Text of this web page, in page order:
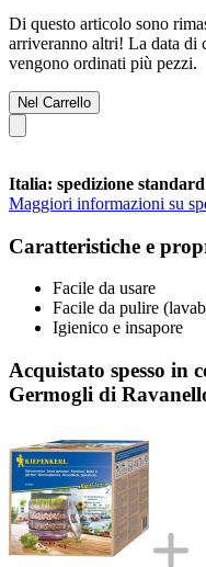
Di questo articolo sono
arriveranno altri! La data di
vengono ordinati più pezzi.
Nel Carrello
Italia: spedizione
Maggiori informazioni su
Caratteristiche e
Facile da usare
Facile da pulire
Igienico e insapore
Acquistato spesso in
Germogli di